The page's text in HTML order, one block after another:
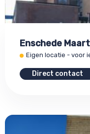
Enschede
Eigen locatie - voor
Direct contact